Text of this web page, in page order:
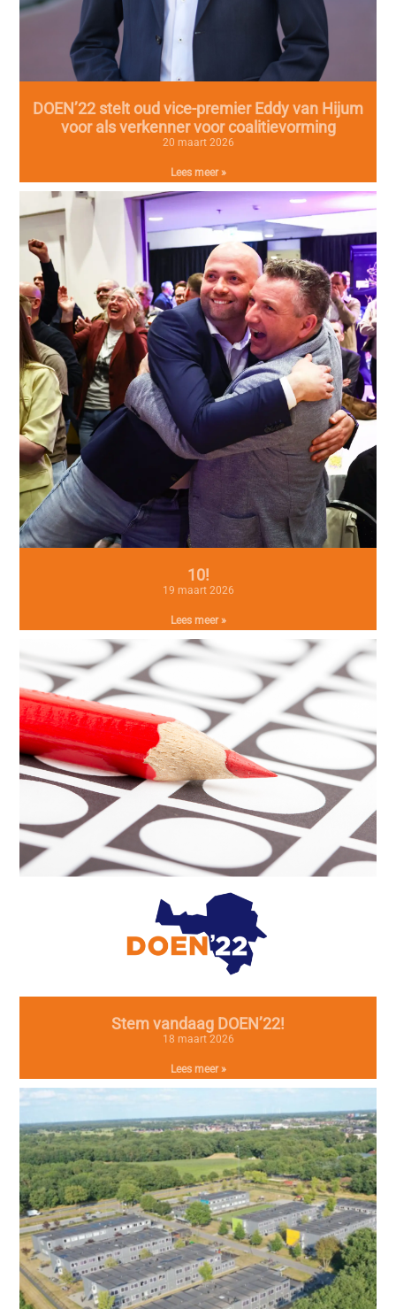
DOEN’22 stelt oud vice-premier Eddy van Hijum
voor als verkenner voor coalitievorming
20 maart 2026
Lees meer »
10!
19 maart 2026
Lees meer »
Stem vandaag DOEN’22!
18 maart 2026
Lees meer »